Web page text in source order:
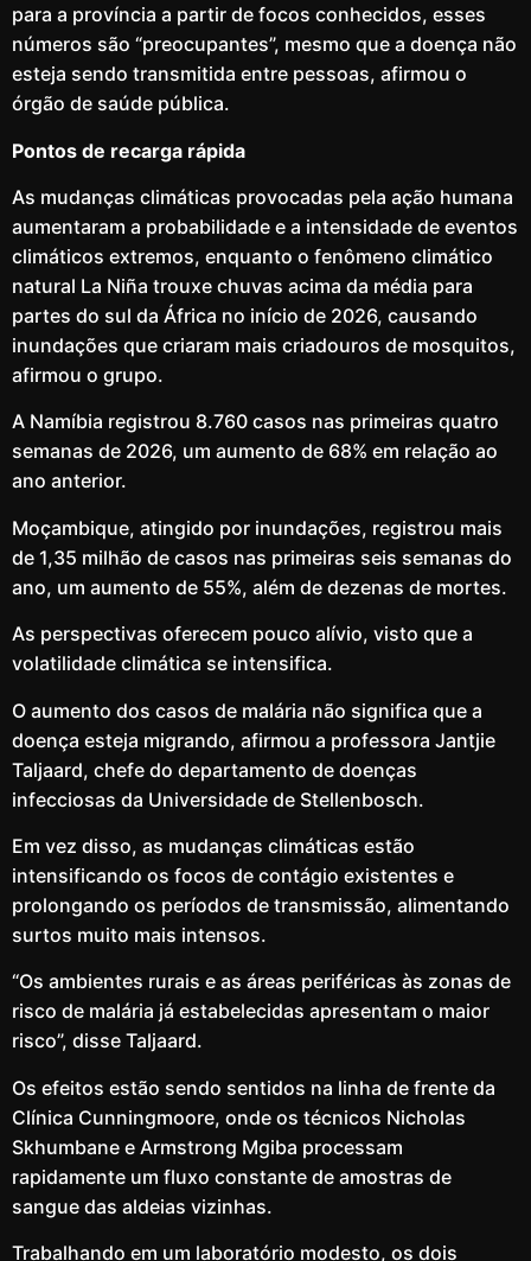
para a província a partir de focos conhecidos, esses
números são “preocupantes”, mesmo que a doença não
esteja sendo transmitida entre pessoas, afirmou o
órgão de saúde pública.
Pontos de recarga rápida
As mudanças climáticas provocadas pela ação humana
aumentaram a probabilidade e a intensidade de eventos
climáticos extremos, enquanto o fenômeno climático
natural La Niña trouxe chuvas acima da média para
partes do sul da África no início de 2026, causando
inundações que criaram mais criadouros de mosquitos,
afirmou o grupo.
A Namíbia registrou 8.760 casos nas primeiras quatro
semanas de 2026, um aumento de 68% em relação ao
ano anterior.
Moçambique, atingido por inundações, registrou mais
de 1,35 milhão de casos nas primeiras seis semanas do
ano, um aumento de 55%, além de dezenas de mortes.
As perspectivas oferecem pouco alívio, visto que a
volatilidade climática se intensifica.
O aumento dos casos de malária não significa que a
doença esteja migrando, afirmou a professora Jantjie
Taljaard, chefe do departamento de doenças
infecciosas da Universidade de Stellenbosch.
Em vez disso, as mudanças climáticas estão
intensificando os focos de contágio existentes e
prolongando os períodos de transmissão, alimentando
surtos muito mais intensos.
“Os ambientes rurais e as áreas periféricas às zonas de
risco de malária já estabelecidas apresentam o maior
risco”, disse Taljaard.
Os efeitos estão sendo sentidos na linha de frente da
Clínica Cunningmoore, onde os técnicos Nicholas
Skhumbane e Armstrong Mgiba processam
rapidamente um fluxo constante de amostras de
sangue das aldeias vizinhas.
Trabalhando em um laboratório modesto, os dois